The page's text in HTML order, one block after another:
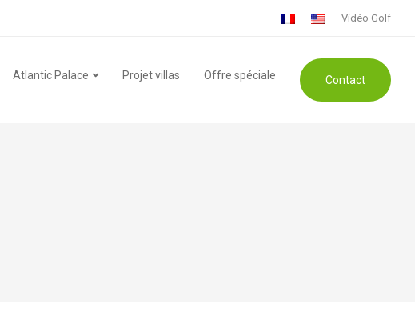
Vidéo Golf
Atlantic Palace Projet villas Offre spéciale Contact